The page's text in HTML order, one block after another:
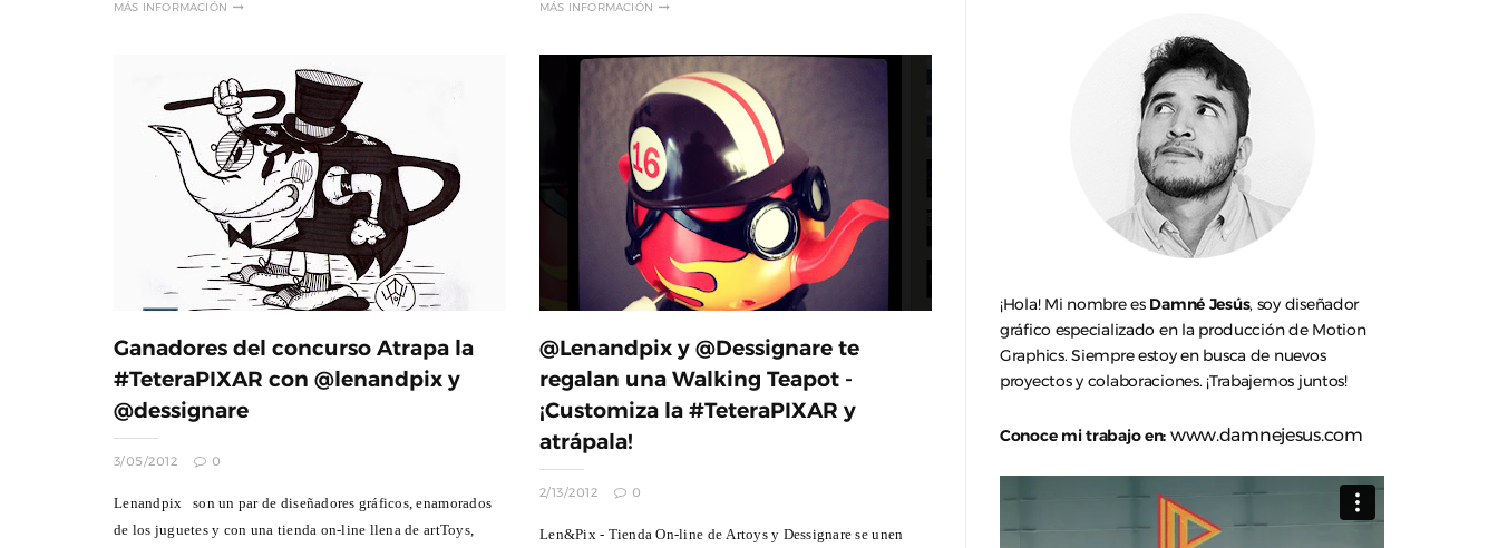
MÁS INFORMACIÓN MÁS INFORMACIÓN
Ganadores del concurso Atrapa la
#TeteraPIXAR con @lenandpix y
@dessignare
3/05/2012 0
Lenandpix son un par de diseñadores gráficos, enamorados
de los juguetes y con una tienda on-line llena de artToys,
@Lenandpix y @Dessignare te
regalan una Walking Teapot -
¡Customiza la #TeteraPIXAR y
atrápala!
2/13/2012 0
Len&Pix - Tienda On-line de Artoys y Dessignare se unen
¡Hola! Mi nombre es Damné Jesús, soy diseñador
gráfico especializado en la producción de Motion
Graphics. Siempre estoy en busca de nuevos
proyectos y colaboraciones. ¡Trabajemos juntos!
Conoce mi trabajo en: www.damnejesus.com